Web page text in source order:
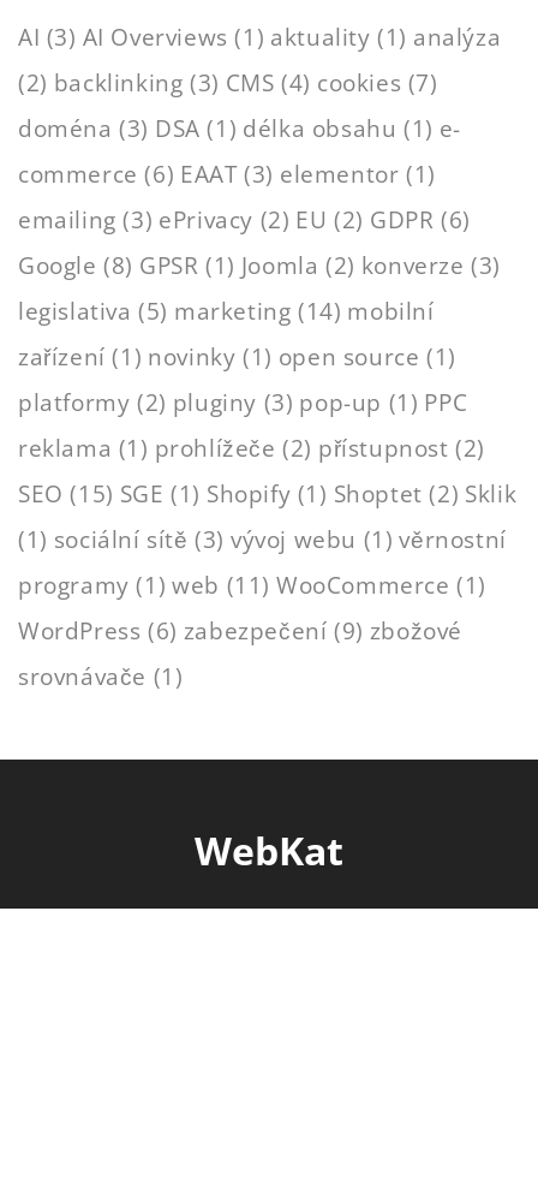
AI (3) AI Overviews (1) aktuality (1) analýza
(2) backlinking (3) CMS (4) cookies (7)
doména (3) DSA (1) délka obsahu (1) e-
commerce (6) EAAT(3) elementor (1)
emailing (3) ePrivacy (2) EU (2) GDPR (6)
Google (8) GPSR (1) Joomla (2) konverze (3)
legislativa (5) marketing (14) mobilní
zařízení (1) novinky (1) open source (1)
platformy (2) pluginy (3) pop-up (1) PPC
reklama (1) prohlížeče (2) přístupnost (2)
SEO (15) SGE (1) Shopify (1) Shoptet (2) Sklik
(1) sociální sítě (3) vývoj webu (1) věrnostní
programy (1) web (11) WooCommerce (1)
WordPress (6) zabezpečení (9) zbožové
srovnávače (1)
WebKat